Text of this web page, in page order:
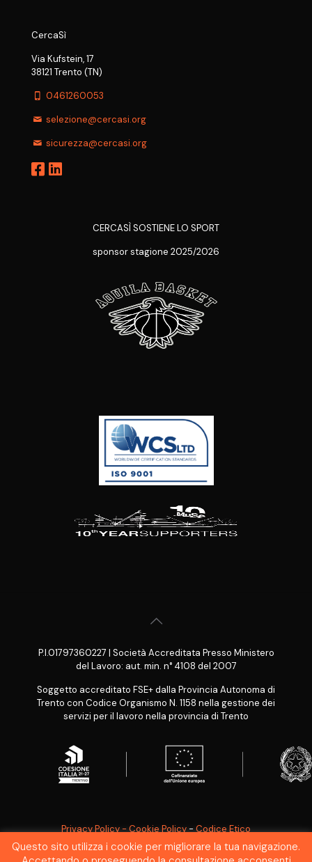
CercaSì
Via Kufstein, 17
38121 Trento (TN)
0461260053
selezione@cercasi.org
sicurezza@cercasi.org
CERCASÌ SOSTIENE LO SPORT
sponsor stagione 2025/2026
P.I.01797360227 | Società Accreditata Presso Ministero
del Lavoro: aut. min. n° 4108 del 2007
Soggetto accreditato FSE+ dalla Provincia Autonoma di
Trento con Codice Organismo N. 1158 nella gestione dei
servizi per il lavoro nella provincia di Trento
Privacy Policy - Cookie Policy-Codice Etico
SEGNALAZIONE WHISTLEBLOWING
Questo sito utilizza i cookie per migliorare la tua navigazione.